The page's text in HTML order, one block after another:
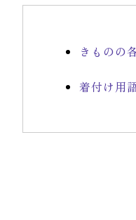
きものの
着付け用